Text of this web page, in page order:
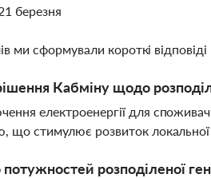
березня
ми сформували короткі
Кабміну щодо
електроенергії для
що стимулює розвиток локальної
розподіленої